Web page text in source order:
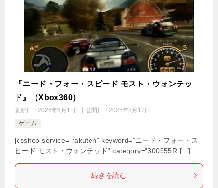
『ニード・フォー・スピード モスト・ウォンテッ
ド』（Xbox360）
更新日： 2026年6月11日 公開日： 2025年8月17日
ゲーム
[csshop service=”rakuten” keyword=”ニード・フォー・ス
ピード モスト・ウォンテッド” category=”300955R […]
続きを読む